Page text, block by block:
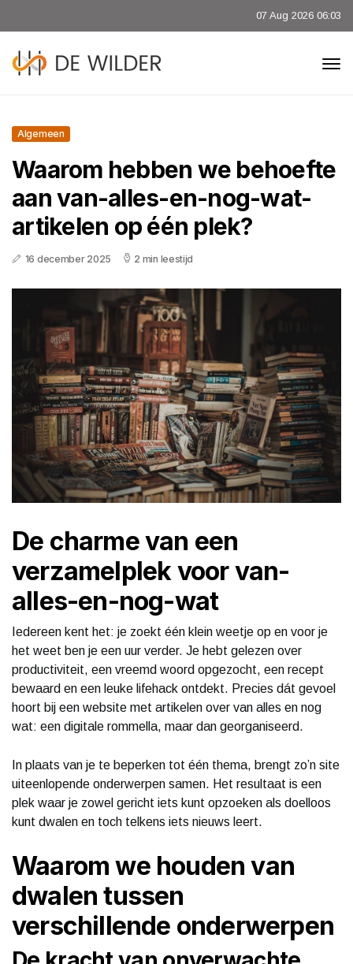
07 Aug 2026 06:03
Algemeen
Waarom hebben we behoefte
aan van-alles-en-nog-wat-
artikelen op één plek?
16 december 2025 2 min leestijd
De charme van een
verzamelplek voor van-
alles-en-nog-wat
Iedereen kent het: je zoekt één klein weetje op en voor je
het weet ben je een uur verder. Je hebt gelezen over
productiviteit, een vreemd woord opgezocht, een recept
bewaard en een leuke lifehack ontdekt. Precies dát gevoel
hoort bij een website met artikelen over van alles en nog
wat: een digitale rommella, maar dan georganiseerd.
In plaats van je te beperken tot één thema, brengt zo’n site
uiteenlopende onderwerpen samen. Het resultaat is een
plek waar je zowel gericht iets kunt opzoeken als doelloos
kunt dwalen en toch telkens iets nieuws leert.
Waarom we houden van
dwalen tussen
verschillende onderwerpen